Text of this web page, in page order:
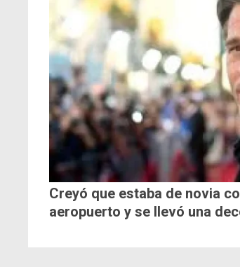
Creyó que estaba de novia
aeropuerto y se llevó una